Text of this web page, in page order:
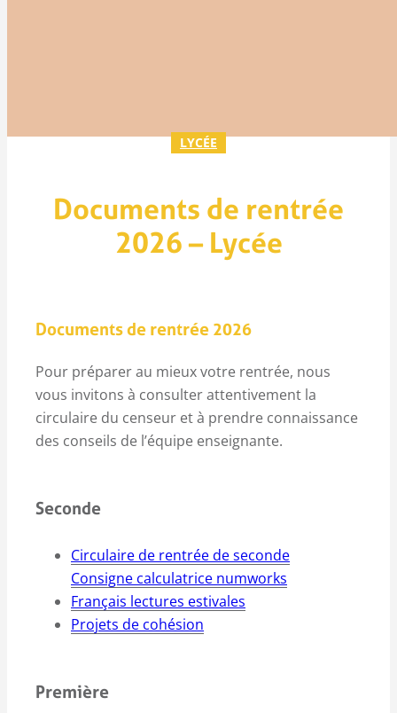
LYCÉE
Documents de rentrée
2026 – Lycée
Documents de rentrée 2026
Pour préparer au mieux votre rentrée, nous
vous invitons à consulter attentivement la
circulaire du censeur et à prendre connaissance
des conseils de l’équipe enseignante.
Seconde
Circulaire de rentrée de seconde
Consigne calculatrice numworks
Français lectures estivales
Projets de cohésion
Première